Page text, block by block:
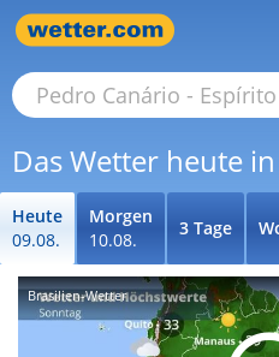
Das Wetter heute
Heute
09.08.
Morgen
10.08.
3 Tage
Brasilien-Wetter